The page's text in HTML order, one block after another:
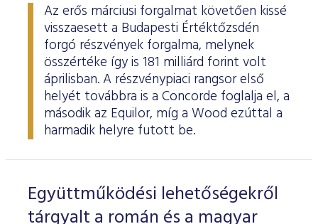
Az erős márciusi forgalmat követően kissé
visszaesett a Budapesti Értéktőzsdén
forgó részvények forgalma, melynek
összértéke így is 181 milliárd forint volt
áprilisban. A részvénypiaci rangsor első
helyét továbbra is a Concorde foglalja el, a
második az Equilor, míg a Wood ezúttal a
harmadik helyre futott be.
Együttműködési lehetőségekről
tárgyalt a román és a magyar